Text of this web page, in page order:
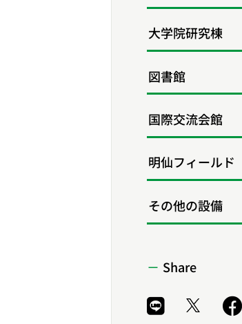
大学院研究棟
図書館
国際交流会館
明仙フィールド
その他の設備
Share